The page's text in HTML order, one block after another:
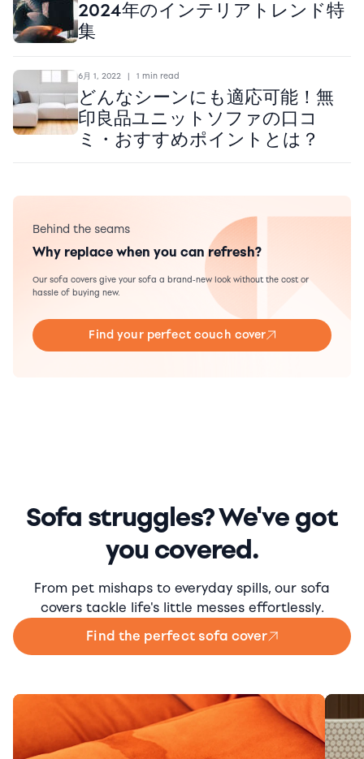
2024年のインテリアトレンド特
集
6月 1, 2022 | 1 min read
どんなシーンにも適応可能！無
印良品ユニットソファの口コ
ミ・おすすめポイントとは？
Behind the seams
Why replace when you can refresh?
Our sofa covers give your sofa a brand-new look without the cost or
hassle of buying new.
Find your perfect couch cover
Sofa struggles? We've got
you covered.
From pet mishaps to everyday spills, our sofa
covers tackle life's little messes effortlessly.
Find the perfect sofa cover